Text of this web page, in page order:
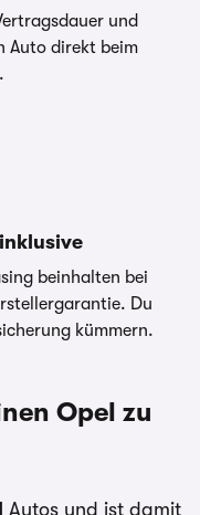
und
Auto direkt beim
beinhalten bei
Du
kümmern.
Opel zu
Autos und ist damit